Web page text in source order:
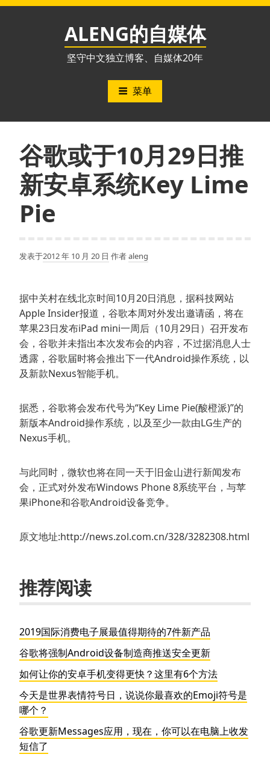
跳
ALENG的自媒体
坚守中文独立博客、自媒体20年
菜单
谷歌或于10月29日推
新安卓系统Key Lime
Pie
发表于2012 年 10 月 20 日 作者aleng
据中关村在线北京时间10月20日消息，据科技网站
Apple Insider报道，谷歌本周对外发出邀请函，将在
苹果23日发布iPad mini一周后（10月29日）召开发布
会，谷歌并未指出本次发布会的内容，不过据消息人士
透露，谷歌届时将会推出下一代Android操作系统，以
及新款Nexus智能手机。
据悉，谷歌将会发布代号为“Key Lime Pie(酸橙派)”的
新版本Android操作系统，以及至少一款由LG生产的
Nexus手机。
与此同时，微软也将在同一天于旧金山进行新闻发布
会，正式对外发布Windows Phone 8系统平台，与苹
果iPhone和谷歌Android设备竞争。
原文地址:http://news.zol.com.cn/328/3282308.html
推荐阅读
2019国际消费电子展最值得期待的7件新产品
谷歌将强制Android设备制造商推送安全更新
如何让你的安卓手机变得更快？这里有6个方法
今天是世界表情符号日，说说你最喜欢的Emoji符号是
哪个？
谷歌更新Messages应用，现在，你可以在电脑上收发
短信了